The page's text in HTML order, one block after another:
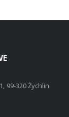
99-320 Żychlin